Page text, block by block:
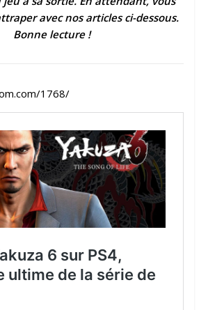
avec nos articles ci-dessous.
Bonne lecture !
1768/